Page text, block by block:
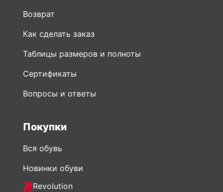
Возврат
Как сделать заказ
Таблицы размеров и полноты
Сертификаты
Вопросы и ответы
Покупки
Вся обувь
Новинки обуви
Revolution